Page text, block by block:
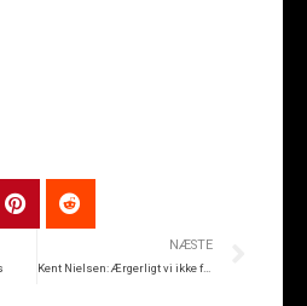
NÆSTE
Kent Nielsen: Ærgerligt vi ikke får mere ud af 1. halvleg